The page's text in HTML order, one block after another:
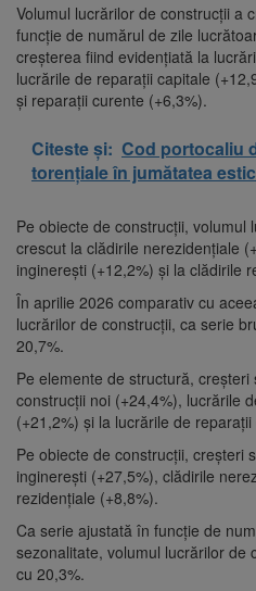
Volumul lucrărilor de construcții a
funcție de numărul de zile
creșterea fiind evidențiată la
lucrările de reparații capitale
și reparații curente (+6,3%).
Citeste și: Cod portocaliu
torențiale în jumătatea
Pe obiecte de construcții, volumul
crescut la clădirile nerezidențiale
inginerești (+12,2%) și la clădirile
În aprilie 2026 comparativ cu
lucrărilor de construcții, ca serie
20,7%.
Pe elemente de structură,
construcții noi (+24,4%), lucrările
(+21,2%) și la lucrările de
Pe obiecte de construcții, creșteri
inginerești (+27,5%), clădirile
rezidențiale (+8,8%).
Ca serie ajustată în funcție de
sezonalitate, volumul lucrărilor de
cu 20,3%.